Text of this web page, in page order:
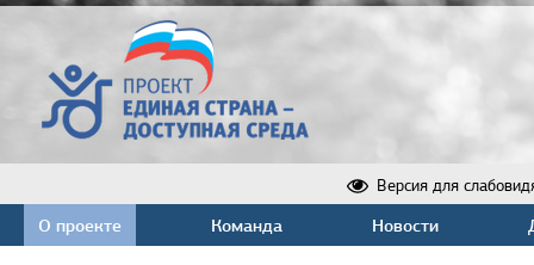
Версия для
О проекте Команда Новости